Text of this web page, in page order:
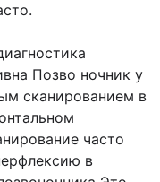
Позво ночник у
сканированием в
часто
в